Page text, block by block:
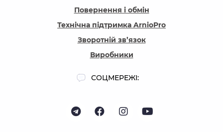
Повернення і обмін
Технічна підтримка ArnioPro
Зворотній зв’язок
Виробники
СОЦМЕРЕЖІ: